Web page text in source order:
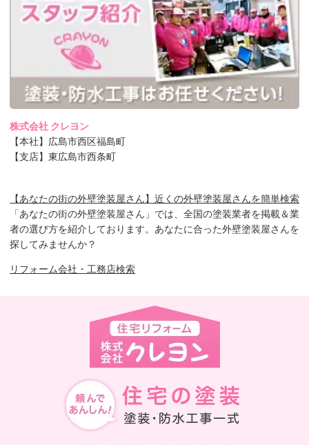
株式会社 クレヨン
【本社】広島市西区福島町
【支店】東広島市西条町
【あなたの街の外壁塗装屋さん】近くの外壁塗装屋さんを簡単検索
「あなたの街の外壁塗装屋さん」では、全国の塗装業者を掲載＆業
者の選び方を紹介しております。あなたに合った外壁塗装屋さんを
探してみませんか？
リフォーム会社・工務店検索